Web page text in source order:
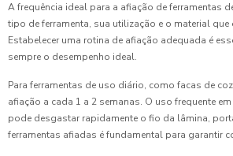
A frequência ideal para a afiação de ferramentas
tipo de ferramenta, sua utilização e o material
Estabelecer uma rotina de afiação adequada é
sempre o desempenho ideal.
Para ferramentas de uso diário, como facas de
afiação a cada 1 a 2 semanas. O uso frequente
pode desgastar rapidamente o fio da lâmina,
ferramentas afiadas é fundamental para garantir